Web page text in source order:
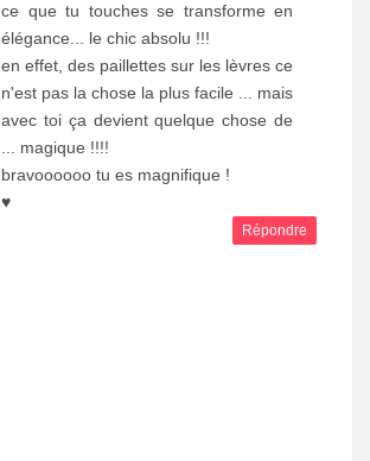
ce que tu touches se transforme en
élégance... le chic absolu !!!
en effet, des paillettes sur les lèvres ce
n'est pas la chose la plus facile ... mais
avec toi ça devient quelque chose de
... magique !!!!
bravoooooo tu es magnifique !
♥
Répondre